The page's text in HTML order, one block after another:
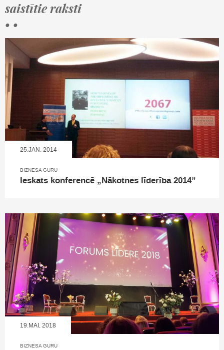
saistītie raksti
• •
25.JAN, 2014
BIZNESA GURU
Ieskats konferencē „Nākotnes līderība 2014”
19.MAI, 2018
BIZNESA GURU